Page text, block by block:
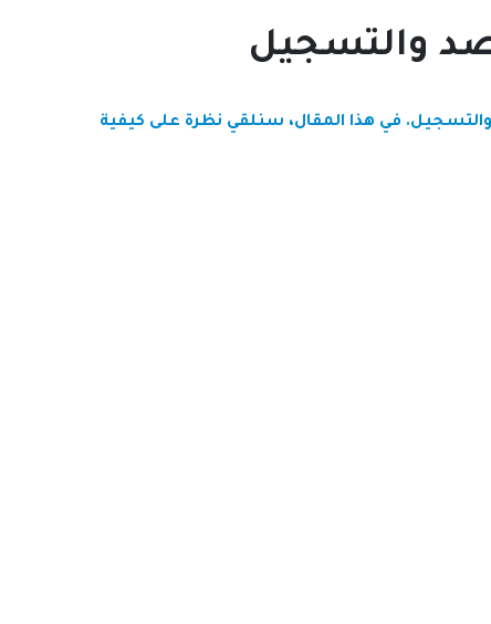
والتسجيل
والتسجيل. في هذا المقال، سنلقي نظرة على كيفية